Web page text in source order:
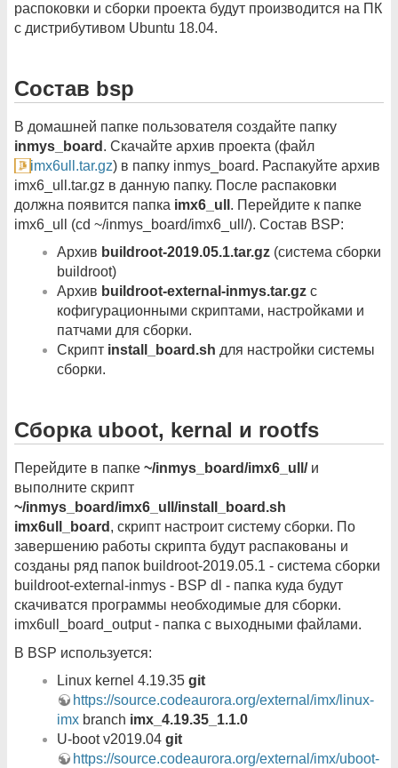
распоковки и сборки проекта будут производится на ПК
с дистрибутивом Ubuntu 18.04.
Состав bsp
В домашней папке пользователя создайте папку
inmys_board . Скачайте архив проекта (файл
imx6ull.tar.gz) в папку inmys_board. Распакуйте архив
imx6_ull.tar.gz в данную папку. После распаковки
должна появится папка imx6_ull . Перейдите к папке
imx6_ull (cd ~/inmys_board/imx6_ull/). Состав BSP:
Архив buildroot-2019.05.1.tar.gz (система сборки
buildroot)
Архив buildroot-external-inmys.tar.gz с
кофигурационными скриптами, настройками и
патчами для сборки.
Скрипт install_board.sh для настройки системы
сборки.
Сборка uboot, kernal и rootfs
Перейдите в папке ~/inmys_board/imx6_ull/и
выполните скрипт
~/inmys_board/imx6_ull/install_board.sh
imx6ull_board , скрипт настроит систему сборки. По
завершению работы скрипта будут распакованы и
созданы ряд папок buildroot-2019.05.1 - система сборки
buildroot-external-inmys - BSP dl - папка куда будут
скачиватся программы необходимые для сборки.
imx6ull_board_output - папка с выходными файлами.
В BSP используется:
Linux kernel 4.19.35 git
https://source.codeaurora.org/external/imx/linux-
imx branch imx_4.19.35_1.1.0
U-boot v2019.04 git
https://source.codeaurora.org/external/imx/uboot-